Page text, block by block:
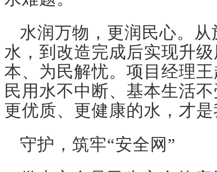
水润万物，更润民心。
水，到改造完成后实现升
本、为民解忧。项目经理
民用水不中断、基本生活
更优质、更健康的水，才
守护，筑牢“安全网”